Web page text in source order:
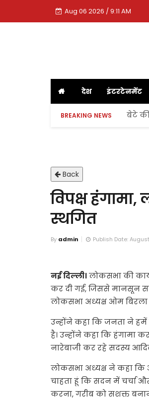
Aug 06 2026 / 9:11 AM
देश इंटरटेनमेंट
BREAKING NEWS बेटे
Back
विपक्ष
स्थगित
By admin Publish Date:
नई दिल्ली।लोकसभा की
कर दी गई, जिससे मानसून
लोकसभा अध्यक्ष ओम
उन्होंने कहा कि जनता ने
है। उन्होंने कहा कि हंगामा
नारेबाजी कर रहे सदस्य
लोकसभा अध्यक्ष ने कहा कि
चाहता हूं कि सदन में चर्चा
करना, गरीब को सशक्त